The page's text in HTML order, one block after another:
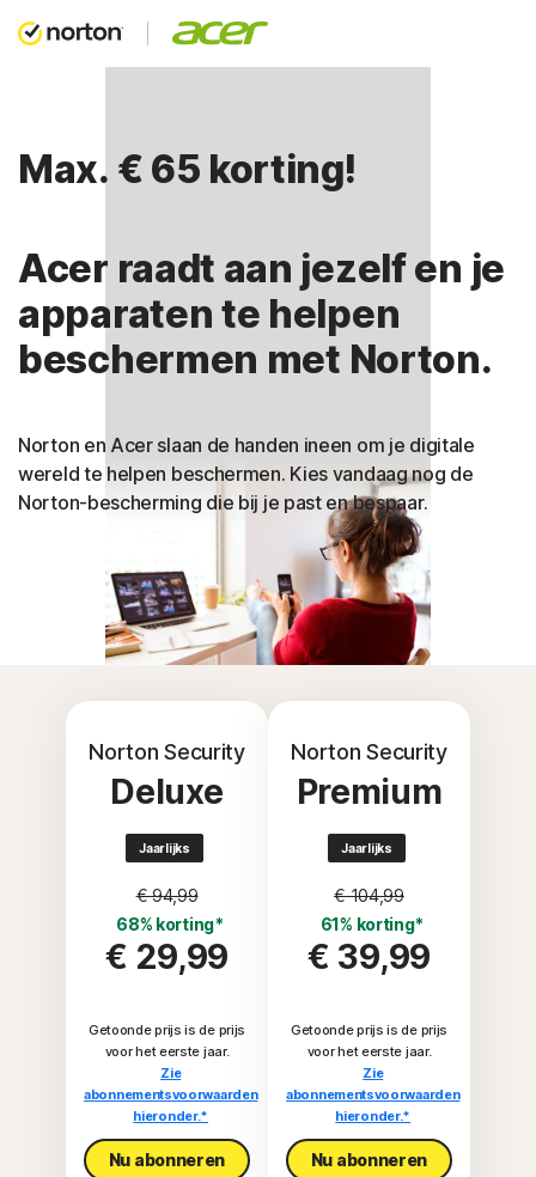
Max. € 65 korting!
Acer raadt aan jezelf en je
apparaten te helpen
beschermen met Norton.
Norton en Acer slaan de handen ineen om je digitale
wereld te helpen beschermen. Kies vandaag nog de
Norton-bescherming die bij je past en bespaar.
Norton Security
Deluxe
Jaarlijks
€ 94,99
68% korting*
€ 29,99
Getoonde prijs is de prijs
voor het eerste jaar.
Zie
abonnementsvoorwaarden
hieronder.*
Nu abonneren
Norton Security
Premium
Jaarlijks
€ 104,99
61% korting*
€ 39,99
Getoonde prijs is de prijs
voor het eerste jaar.
Zie
abonnementsvoorwaarden
hieronder.*
Nu abonneren